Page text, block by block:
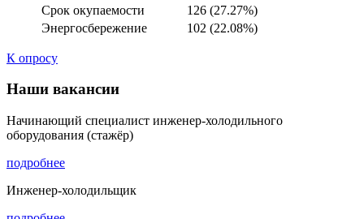
Срок окупаемости
126 (27.27%)
Энергосбережение
102 (22.08%)
К опросу
Наши вакансии
Начинающий специалист инженер-холодильного
оборудования (стажёр)
подробнее
Инженер-холодильщик